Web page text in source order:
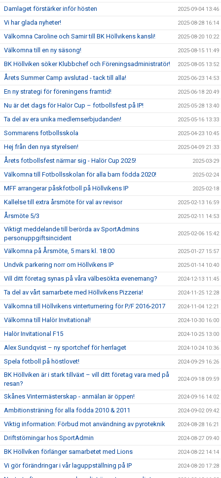
Damlaget förstärker inför hösten 2025-09-04 13:46
Vi har glada nyheter! 2025-08-28 16:14
Välkomna Caroline och Samir till BK Höllvikens kansli! 2025-08-20 10:22
Välkomna till en ny säsong! 2025-08-15 11:49
BK Höllviken söker Klubbchef och Föreningsadministratör! 2025-08-05 13:52
Årets Summer Camp avslutad - tack till alla! 2025-06-23 14:53
En ny strategi för föreningens framtid! 2025-06-18 20:49
Nu är det dags för Halör Cup – fotbollsfest på IP! 2025-05-28 13:40
Ta del av era unika medlemserbjudanden! 2025-05-16 13:33
Sommarens fotbollsskola 2025-04-23 10:45
Hej från den nya styrelsen! 2025-04-09 21:33
Årets fotbollsfest närmar sig - Halör Cup 2025! 2025-03-29
Välkomna till Fotbollsskolan för alla barn födda 2020! 2025-02-24
MFF arrangerar påskfotboll på Höllvikens IP 2025-02-18
Kallelse till extra årsmöte för val av revisor 2025-02-13 16:59
Årsmöte 5/3 2025-02-11 14:53
Viktigt meddelande till berörda av SportAdmins
personuppgiftsincident
2025-02-06 15:42
Välkomna på Årsmöte, 5 mars kl. 18:00 2025-01-27 15:57
Undvik parkering norr om Höllvikens IP 2025-01-14 10:40
Vill ditt företag synas på våra välbesökta evenemang? 2024-12-13 11:45
Ta del av vårt samarbete med Höllvikens Pizzeria! 2024-11-25 12:28
Välkomna till Höllvikens vinterturnering för P/F 2016-2017 2024-11-04 12:21
Välkomna till Halör Invitational! 2024-10-30 16:00
Halör Invitational F15 2024-10-25 13:00
Alex Sundqvist – ny sportchef för herrlaget 2024-10-24 10:36
Spela fotboll på höstlovet! 2024-09-29 16:26
BK Höllviken är i stark tillväxt – vill ditt företag vara med på
resan?
2024-09-18 09:59
Skånes Vintermästerskap - anmälan är öppen! 2024-09-16 14:02
Ambitionsträning för alla födda 2010 & 2011 2024-09-02 09:42
Viktig information: Förbud mot användning av pyroteknik 2024-08-28 16:21
Driftstörningar hos SportAdmin 2024-08-27 09:40
BK Höllviken förlänger samarbetet med Lions 2024-08-22 14:14
Vi gör förändringar i vår laguppställning på IP 2024-08-20 17:28